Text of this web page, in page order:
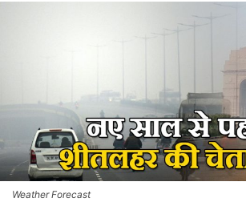
Weather Forecast